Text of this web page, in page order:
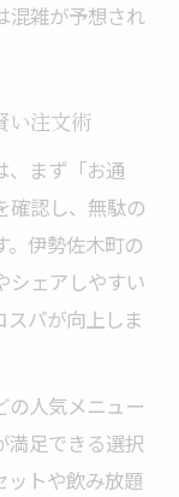
混雑が予想され
い注文術
、まず「お通
確認し、無駄の
。伊勢佐木町の
シェアしやすい
パが向上しま
の人気メニュー
満足できる選択
ットや飲み放題